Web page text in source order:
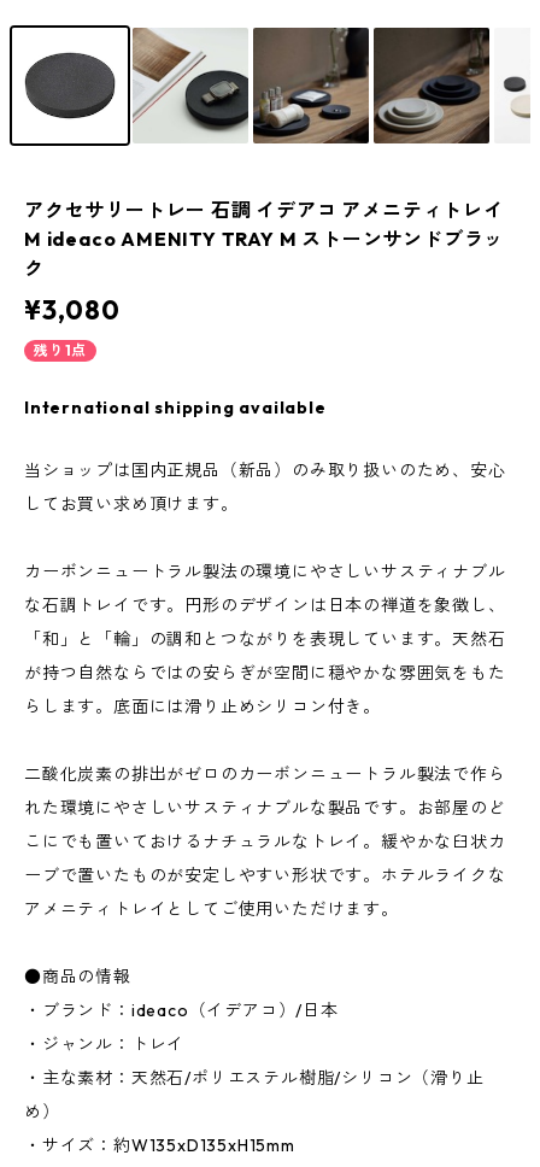
アクセサリートレー 石調 イデアコ アメニティトレイ
M ideaco AMENITY TRAY M ストーンサンドブラッ
ク
¥3,080
残り1点
International shipping available
当ショップは国内正規品（新品）のみ取り扱いのため、安心
してお買い求め頂けます。
カーボンニュートラル製法の環境にやさしいサスティナブル
な石調トレイです。円形のデザインは日本の禅道を象徴し、
「和」と「輪」の調和とつながりを表現しています。天然石
が持つ自然ならではの安らぎが空間に穏やかな雰囲気をもた
らします。底面には滑り止めシリコン付き。
二酸化炭素の排出がゼロのカーボンニュートラル製法で作ら
れた環境にやさしいサスティナブルな製品です。お部屋のど
こにでも置いておけるナチュラルなトレイ。緩やかな臼状カ
ーブで置いたものが安定しやすい形状です。ホテルライクな
アメニティトレイとしてご使用いただけます。
●商品の情報
・ブランド：ideaco（イデアコ）/日本
・ジャンル：トレイ
・主な素材：天然石/ポリエステル樹脂/シリコン（滑り止
め）
・サイズ：約W135xD135xH15mm